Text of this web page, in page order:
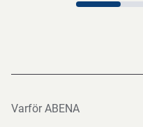
Varför ABENA